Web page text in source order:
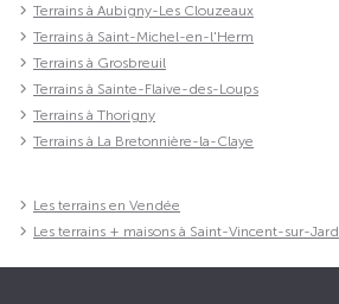
Terrains à Aubigny-Les Clouzeaux
Terrains à Saint-Michel-en-l'Herm
Terrains à Grosbreuil
Terrains à Sainte-Flaive-des-Loups
Terrains à Thorigny
Terrains à La Bretonnière-la-Claye
Les terrains en Vendée
Les terrains + maisons à Saint-Vincent-sur-Jard